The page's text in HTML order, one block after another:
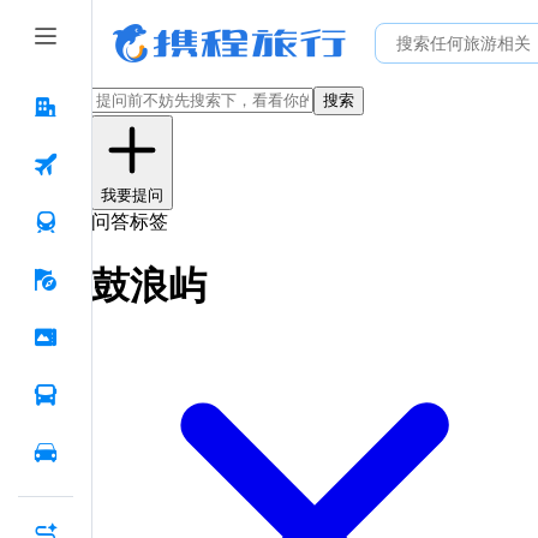
搜索
我要提问
问答标签
鼓浪屿